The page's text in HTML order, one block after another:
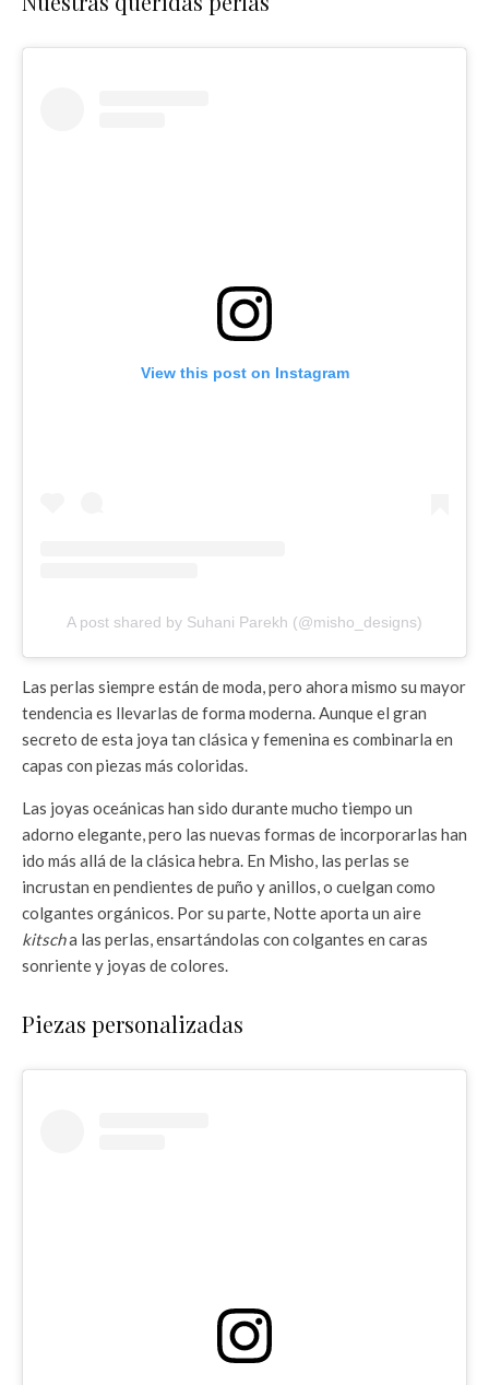
View this post on Instagram
A post shared by Suhani Parekh (@misho_designs)
Las perlas siempre están de moda, pero ahora mismo su mayor
tendencia es llevarlas de forma moderna. Aunque el gran
secreto de esta joya tan clásica y femenina es combinarla en
capas con piezas más coloridas.
Las joyas oceánicas han sido durante mucho tiempo un
adorno elegante, pero las nuevas formas de incorporarlas han
ido más allá de la clásica hebra. En Misho, las perlas se
incrustan en pendientes de puño y anillos, o cuelgan como
colgantes orgánicos. Por su parte, Notte aporta un aire
kitscha las perlas, ensartándolas con colgantes en caras
sonriente y joyas de colores.
Piezas personalizadas